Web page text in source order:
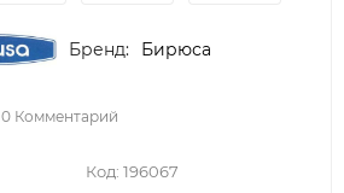
Бренд: Бирюса
0 Комментарий
Код: 196067